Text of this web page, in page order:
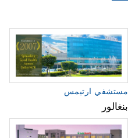
مستشفي ارتيمس
بنغالور